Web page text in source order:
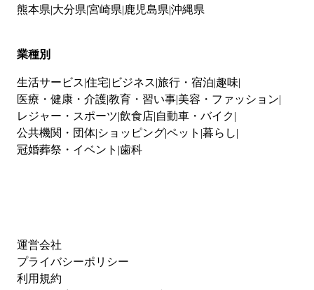
熊本県 大分県 宮崎県 鹿児島県 沖縄県
業種別
生活サービス 住宅 ビジネス 旅行・宿泊 趣味
医療・健康・介護教育・習い事 美容・ファッション
レジャー・スポーツ 飲食店 自動車・バイク
公共機関・団体 ショッピングペット 暮らし
冠婚葬祭・イベント 歯科
運営会社
プライバシーポリシー
利用規約